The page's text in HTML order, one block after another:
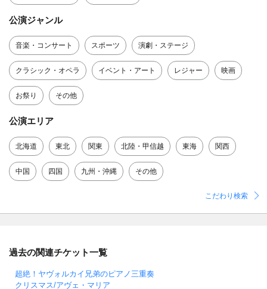
公演ジャンル
音楽・コンサート スポーツ 演劇・ステージ
クラシック・オペラ イベント・アート レジャー 映画
お祭り その他
公演エリア
北海道 東北 関東 北陸・甲信越 東海 関西
中国 四国 九州・沖縄 その他
こだわり検索
過去の関連チケット一覧
超絶！ヤヴォルカイ兄弟のピアノ三重奏
クリスマス/アヴェ・マリア